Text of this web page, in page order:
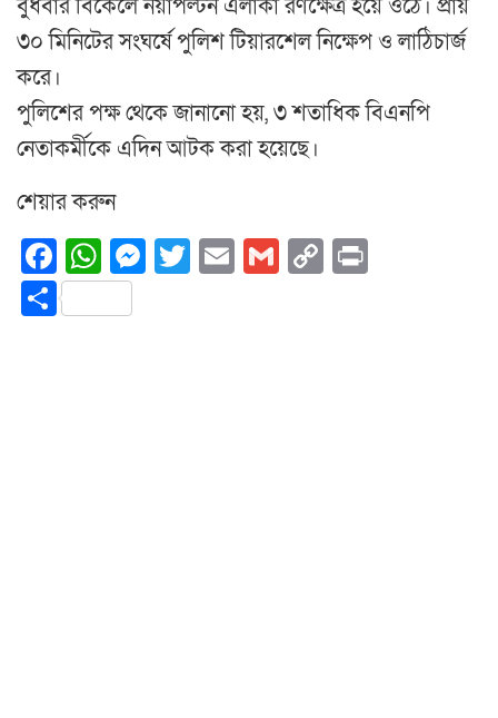
বুধবার বিকেলে নয়াপল্টন এলাকা রণক্ষেত্র হয়ে ওঠে। প্রায়
৩০ মিনিটের সংঘর্ষে পুলিশ টিয়ারশেল নিক্ষেপ ও লাঠিচার্জ
করে।
পুলিশের পক্ষ থেকে জানানো হয়, ৩ শতাধিক বিএনপি
নেতাকর্মীকে এদিন আটক করা হয়েছে।
শেয়ার করুন
Facebook
WhatsApp
Messenger
Twitter
EmailGmail
Copy
Share